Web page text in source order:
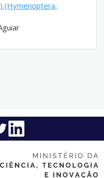
(Hymenoptera,